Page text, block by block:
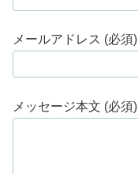
メールアドレス (必須)
メッセージ本文 (必須)